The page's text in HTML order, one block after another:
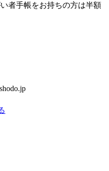
者手帳をお持ちの方は半額